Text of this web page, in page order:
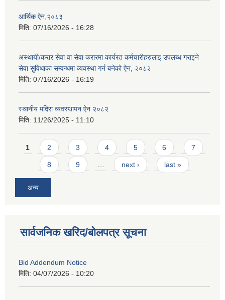
आर्थिक ऐन,२०८३
मिति: 07/16/2026 - 16:28
अस्थायी/करार सेवा वा सेवा करारमा कार्यरत कर्मचारीहरुलाइ उपलब्ध गराइने
सेवा सुविधाका सम्वन्धमा व्यवस्था गर्न बनेको ऐन, २०८२
मिति: 07/16/2026 - 16:19
स्थानीय मदिरा व्यवस्थापन ऐन २०८२
मिति: 11/26/2025 - 11:10
Pages
1 2 3 4 5 6 7
8 9 next › last »
अन्य
सार्वजनिक खरिद/बोलपत्र सूचना
Bid Addendum Notice
मिति: 04/07/2026 - 10:20